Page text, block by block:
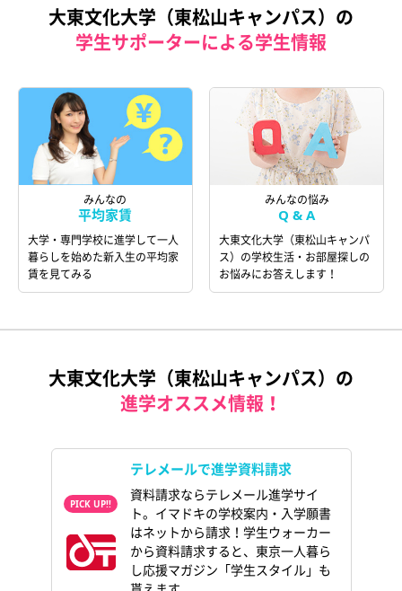
大東文化大学（東松山キャンパス）の
学生サポーターによる学生情報
みんなの
平均家賃
大学・専門学校に進学して一人
暮らしを始めた新入生の平均家
賃を見てみる
みんなの悩み
Q & A
大東文化大学（東松山キャンパ
ス）の学校生活・お部屋探しの
お悩みにお答えします！
大東文化大学（東松山キャンパス）の
進学オススメ情報！
テレメールで進学資料請求
資料請求ならテレメール進学サイ
ト。イマドキの学校案内・入学願書
はネットから請求！学生ウォーカー
から資料請求すると、東京一人暮ら
し応援マガジン「学生スタイル」も